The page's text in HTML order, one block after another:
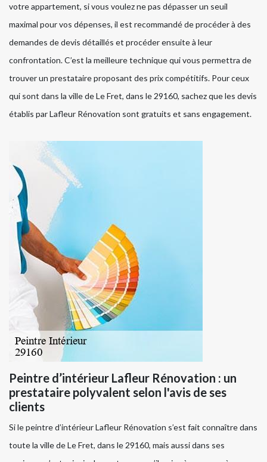
votre appartement, si vous voulez ne pas dépasser un seuil
maximal pour vos dépenses, il est recommandé de procéder à des
demandes de devis détaillés et procéder ensuite à leur
confrontation. C’est la meilleure technique qui vous permettra de
trouver un prestataire proposant des prix compétitifs. Pour ceux
qui sont dans la ville de Le Fret, dans le 29160, sachez que les devis
établis par Lafleur Rénovation sont gratuits et sans engagement.
Peintre d’intérieur Lafleur Rénovation : un
prestataire polyvalent selon l'avis de ses
clients
Si le peintre d’intérieur Lafleur Rénovation s’est fait connaître dans
toute la ville de Le Fret, dans le 29160, mais aussi dans ses